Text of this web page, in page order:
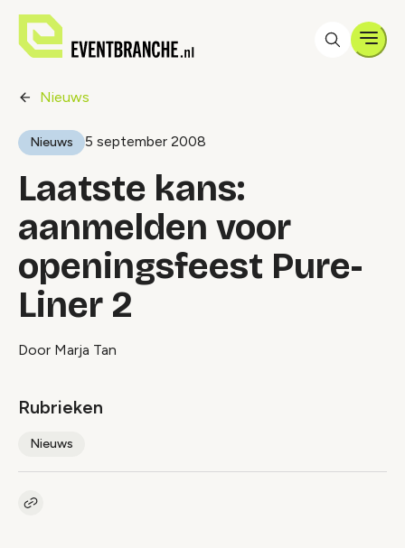
Nieuws
Nieuws 5 september 2008
Laatste kans:
aanmelden voor
openingsfeest Pure-
Liner 2
Door Marja Tan
Rubrieken
Nieuws
Kopieer link naar artikel